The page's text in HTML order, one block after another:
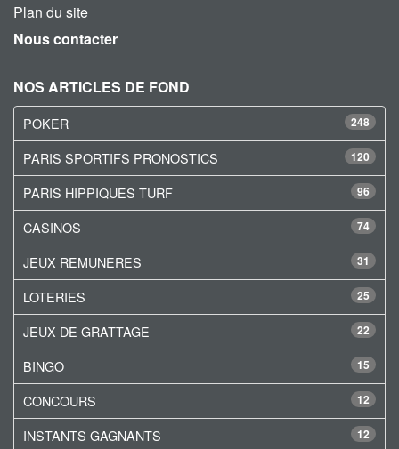
Plan du site
Nous contacter
NOS ARTICLES DE FOND
248
POKER
120
PARIS SPORTIFS PRONOSTICS
96
PARIS HIPPIQUES TURF
74
CASINOS
31
JEUX REMUNERES
25
LOTERIES
22
JEUX DE GRATTAGE
15
BINGO
12
CONCOURS
12
INSTANTS GAGNANTS